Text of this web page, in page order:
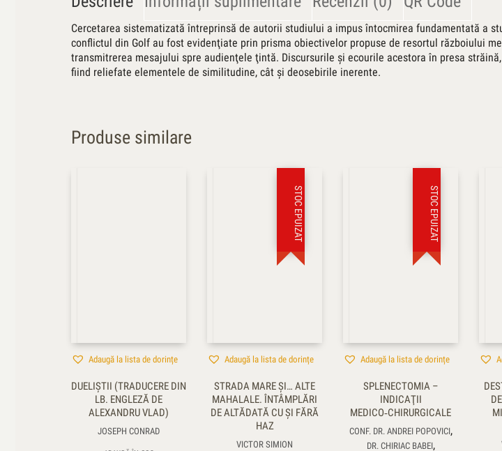
Cercetarea sistematizată întreprinsă de autorii studiului a impus întocmirea fundamentată a
conflictul din Golf au fost evidenţiate prin prisma obiectivelor propuse de resortul războiului
transmitrerea mesajului spre audienţele ţintă. Discursurile şi ecourile acestora în presa
fiind reliefate elementele de similitudine, cât şi deosebirile inerente.
Produse similare
Adaugă la lista de dorințe
DUELIŞTII (TRADUCERE DIN
LB. ENGLEZĂ DE
ALEXANDRU VLAD)
JOSEPH CONRAD
STOC EPUIZAT
Adaugă la lista de dorințe
STRADA MARE ŞI… ALTE
MAHALALE. ÎNTÂMPLĂRI
DE ALTĂDATĂ CU ŞI FĂRĂ
HAZ
VICTOR SIMION
STOC EPUIZAT
Adaugă la lista de dorințe
SPLENECTOMIA –
INDICAŢII
MEDICO‑CHIRURGICALE
CONF. DR. ANDREI POPOVICI,
DR. CHIRIAC BABEI,